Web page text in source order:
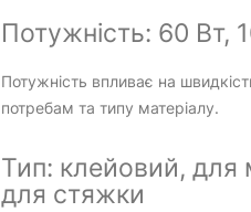
Потужність: 60 Вт,
Потужність впливає на
потребам та типу матеріалу.
Тип: клейовий, для
для стяжки